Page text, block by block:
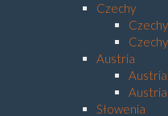
Czechy
Austria
Słowenia